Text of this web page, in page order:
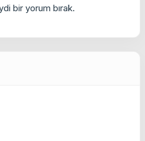
bir yorum bırak.